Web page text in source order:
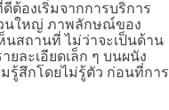
องเริ่มจากการบริการ
นใหญ่ ภาพลักษณ์ของ
นสถานที่ ไม่ว่าจะเป็นด้าน
ละเอียดเล็ก ๆ บนผนัง
รู้สึกโดยไม่รู้ตัว ก่อนที่การ